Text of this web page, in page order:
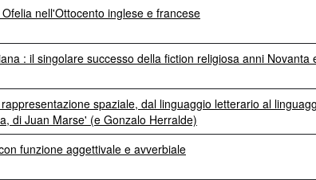
nell'Ottocento inglese e francese
: il singolare successo della fiction religiosa anni
spaziale, dal linguaggio letterario al
di Juan Marse' (e Gonzalo Herralde)
funzione aggettivale e avverbiale